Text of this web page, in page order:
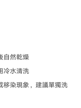
自然乾燥
冷水清洗
移染現象，建議單獨洗